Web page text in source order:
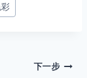
下一步